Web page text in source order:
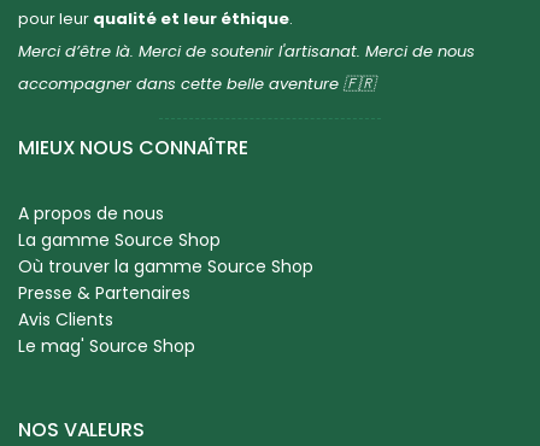
pour leur qualité et leur éthique.
Merci d’être là. Merci de soutenir l'artisanat. Merci de nous
accompagner dans cette belle aventure 🇫🇷
MIEUX NOUS CONNAÎTRE
A propos de nous
La gamme Source Shop
Où trouver la gamme Source Shop
Presse & Partenaires
Avis Clients
Le mag' Source Shop
NOS VALEURS